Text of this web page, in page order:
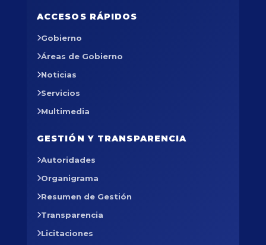
ACCESOS RÁPIDOS
Gobierno
Áreas de Gobierno
Noticias
Servicios
Multimedia
GESTIÓN Y TRANSPARENCIA
Autoridades
Organigrama
Resumen de Gestión
Transparencia
Licitaciones